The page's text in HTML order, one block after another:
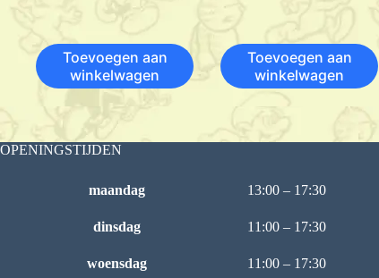
Toevoegen aan
winkelwagen
Toevoegen aan
winkelwagen
OPENINGSTIJDEN
maandag 13:00 – 17:30
dinsdag 11:00 – 17:30
woensdag 11:00 – 17:30